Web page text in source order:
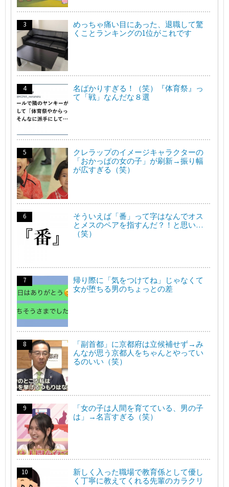
めっちゃ痛い目にあった、退職して驚
くことランキングの1位がこれです
名ばかりすぎる！（笑）『体育祭』っ
て「戦」なんだな８選
クレラップのイメージキャラクターの
「おかっぱの女の子」が刷新→振り幅
が広すぎる（笑）
そういえば「番」って字はなんでオス
とメスのペアを指すんだ？！と思い…
（笑）
帰り際に「気をつけてね」じゃなくて
女が堕ちる男のちょっとの差
「副首都」に京都府は立候補せず→み
んなが思う京都人をちゃんとやってい
るのいい（笑）
「女の子は人間を育てている、男の子
は」→名言すぎる（笑）
新しく入った職場で教育係として優し
く丁寧に教えてくれる先輩のカラクリ